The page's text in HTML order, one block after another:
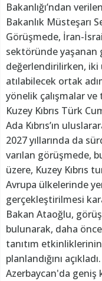
Bakanlığı’ndan
Bakanlık Müsteşarı
Görüşmede, İran-
sektöründe yaşanan
değerlendirilirken, iki
atılabilecek ortak
yönelik çalışmalar ve
Kuzey Kıbrıs Türk
Ada Kıbrıs’ın
2027 yıllarında da
varılan görüşmede,
üzere, Kuzey Kıbrıs
Avrupa ülkelerinde
gerçekleştirilmesi
Bakan Ataoğlu,
bulunarak, daha
tanıtım etkinliklerinin
planlandığını açıkladı.
Azerbaycan'da geniş